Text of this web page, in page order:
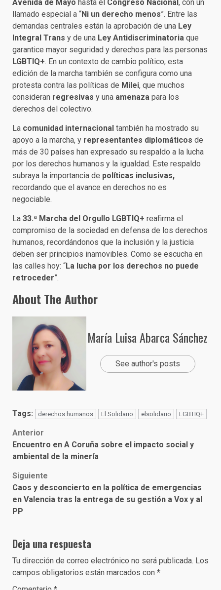
Avenida de Mayo hasta el Congreso Nacional, con un
llamado especial a “Ni un derecho menos”. Entre las
demandas centrales están la aprobación de una Ley
Integral Trans y de una Ley Antidiscriminatoria que
garantice mayor seguridad y derechos para las personas
LGBTIQ+. En un contexto de cambio político, esta
edición de la marcha también se configura como una
protesta contra las políticas de Milei, que muchos
consideran regresivas y una amenaza para los
derechos del colectivo.
La comunidad internacional también ha mostrado su
apoyo a la marcha, y representantes diplomáticos de
más de 30 países han expresado su respaldo a la lucha
por los derechos humanos y la igualdad. Este respaldo
subraya la importancia de políticas inclusivas,
recordando que el avance en derechos no es
negociable.
La 33.ª Marcha del Orgullo LGBTIQ+ reafirma el
compromiso de la sociedad en defensa de los derechos
humanos, recordándonos que la inclusión y la justicia
deben ser principios inamovibles. Como se escucha en
las calles hoy: “La lucha por los derechos no puede
retroceder”.
About The Author
María Luisa Abarca Sánchez
See author's posts
Tags: derechos humanos El Solidario elsolidario LGBTIQ+
Post
navigation
Anterior
Encuentro en A Coruña sobre el impacto social y
ambiental de la minería
Siguiente
Caos y desconcierto en la política de emergencias
en Valencia tras la entrega de su gestión a Vox y al
PP
Deja una respuesta
Tu dirección de correo electrónico no será publicada. Los
campos obligatorios están marcados con *